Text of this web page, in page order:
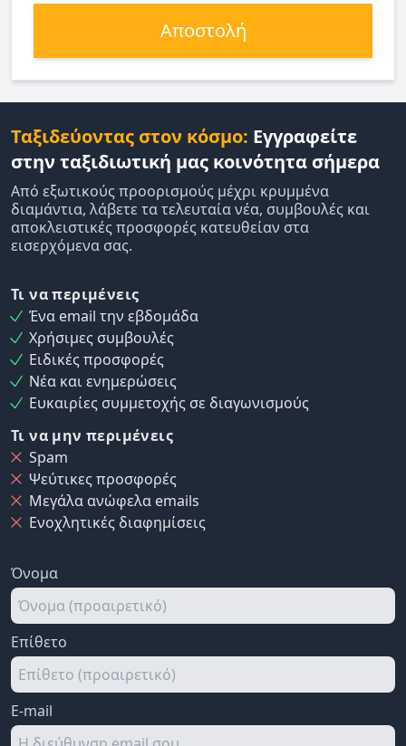
Αποστολή
Ταξιδεύοντας στον κόσμο: Εγγραφείτε
στην ταξιδιωτική μας κοινότητα σήμερα
Από εξωτικούς προορισμούς μέχρι κρυμμένα
διαμάντια, λάβετε τα τελευταία νέα, συμβουλές και
αποκλειστικές προσφορές κατευθείαν στα
εισερχόμενα σας.
Τι να περιμένεις
Ένα email την εβδομάδα
Χρήσιμες συμβουλές
Ειδικές προσφορές
Νέα και ενημερώσεις
Ευκαιρίες συμμετοχής σε διαγωνισμούς
Τι να μην περιμένεις
Spam
Ψεύτικες προσφορές
Μεγάλα ανώφελα emails
Ενοχλητικές διαφημίσεις
Όνομα
Επίθετο
E-mail